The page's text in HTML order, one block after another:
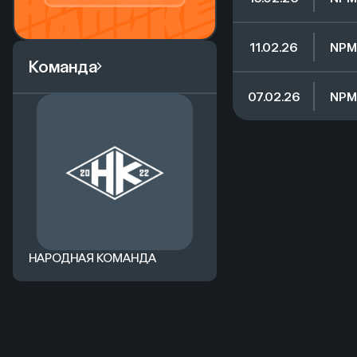
Команда
НАРОДНАЯ КОМАНДА
11.02.26
07.02.26